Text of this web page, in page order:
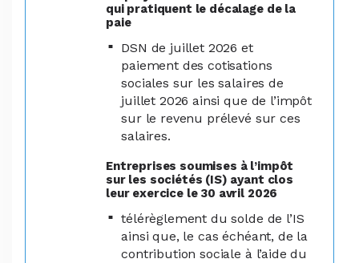
qui pratiquent le décalage de la
paie
DSN de juillet 2026 et
paiement des cotisations
sociales sur les salaires de
juillet 2026 ainsi que de l’impôt
sur le revenu prélevé sur ces
salaires.
Entreprises soumises à l’impôt
sur les sociétés (IS) ayant clos
leur exercice le 30 avril 2026
télérèglement du solde de l’IS
ainsi que, le cas échéant, de la
contribution sociale à l’aide du